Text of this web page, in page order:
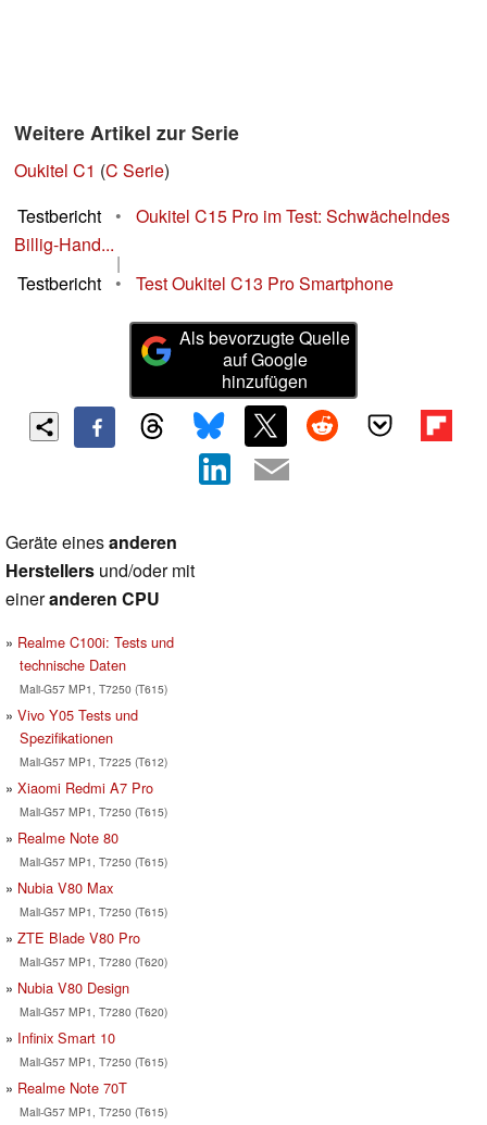
Weitere Artikel zur Serie
Oukitel C1 (C Serie)
Testbericht
•
Oukitel C15 Pro im Test: Schwächelndes
Billig-Hand...
|
Testbericht
• Test Oukitel C13 Pro Smartphone
Als bevorzugte Quelle
auf Google
hinzufügen
Geräte einesanderen
Herstellers und/oder mit
eineranderen CPU
Realme C100i: Tests und
technische Daten
Mali-G57 MP1, T7250 (T615)
Vivo Y05 Tests und
Spezifikationen
Mali-G57 MP1, T7225 (T612)
Xiaomi Redmi A7 Pro
Mali-G57 MP1, T7250 (T615)
Realme Note 80
Mali-G57 MP1, T7250 (T615)
Nubia V80 Max
Mali-G57 MP1, T7250 (T615)
ZTE Blade V80 Pro
Mali-G57 MP1, T7280 (T620)
Nubia V80 Design
Mali-G57 MP1, T7280 (T620)
Infinix Smart 10
Mali-G57 MP1, T7250 (T615)
Realme Note 70T
Mali-G57 MP1, T7250 (T615)